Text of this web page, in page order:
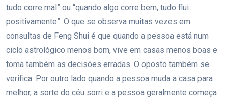
tudo corre mal” ou “quando algo corre bem, tudo flui
positivamente”. O que se observa muitas vezes em
consultas de Feng Shui é que quando a pessoa está num
ciclo astrológico menos bom, vive em casas menos boas e
toma também as decisões erradas. O oposto também se
verifica. Por outro lado quando a pessoa muda a casa para
melhor, a sorte do céu sorri e a pessoa geralmente começa